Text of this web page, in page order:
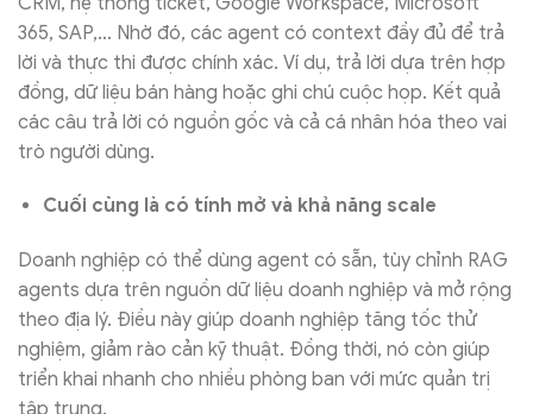
365, SAP,… Nhờ đó, các agent có context đầy đủ để trả
lời và thực thi được chính xác. Ví dụ, trả lời dựa trên hợp
đồng, dữ liệu bán hàng hoặc ghi chú cuộc họp. Kết quả
các câu trả lời có nguồn gốc và cả cá nhân hóa theo vai
trò người dùng.
Cuối cùng là có tính mở và khả năng scale
Doanh nghiệp có thể dùng agent có sẵn, tùy chỉnh RAG
agents dựa trên nguồn dữ liệu doanh nghiệp và mở rộng
theo địa lý. Điều này giúp doanh nghiệp tăng tốc thử
nghiệm, giảm rào cản kỹ thuật. Đồng thời, nó còn giúp
triển khai nhanh cho nhiều phòng ban với mức quản trị